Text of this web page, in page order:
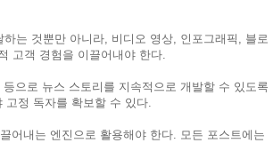
는 것뿐만 아니라, 비디오 영상, 인포그래픽, 블로
고객 경험을 이끌어내야 한다.
으로 뉴스 스토리를 지속적으로 개발할 수 있도록
고정 독자를 확보할 수 있다.
어내는 엔진으로 활용해야 한다. 모든 포스트에는